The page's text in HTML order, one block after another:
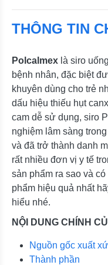
THÔNG TIN
Polcalmex là siro
bệnh nhân, đặc biệt
khuyên dùng cho trẻ
dấu hiệu thiếu hụt
cam dễ sử dụng, siro
nghiệm lâm sàng
và đã trở thành danh
rất nhiều đơn vị y tế
sản phẩm ra sao và
phẩm hiệu quả nhất
hiểu nhé.
NỘI DUNG CHÍNH
Nguồn gốc xuất xứ
Thành phần